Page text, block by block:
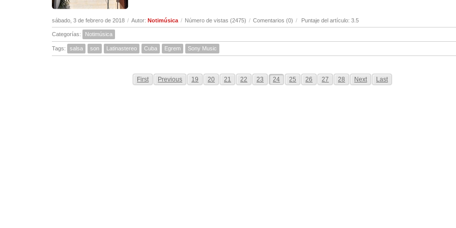
sábado, 3 de febrero de 2018 / Autor: Notimúsica / Número de vistas (2475) / Comentarios (0) / Puntaje del artículo: 3.5
Categorías: Notimúsica
Tags: salsa son Latinastereo Cuba Egrem Sony Music
First Previous 19 20 21 22 23 24 25 26 27 28 Next Last